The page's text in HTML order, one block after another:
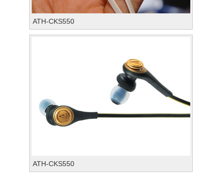
ATH-CKS550
ATH-CKS550